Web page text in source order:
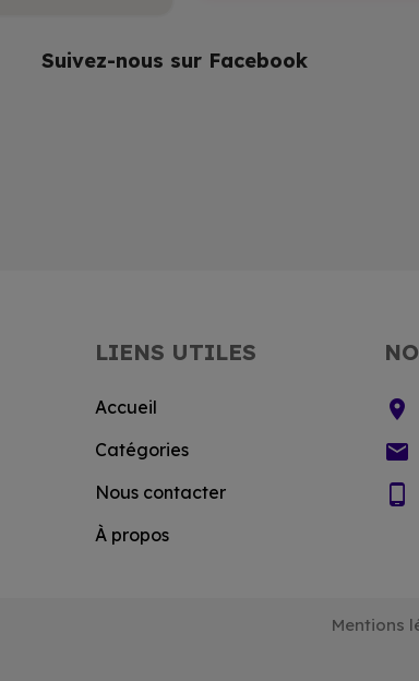
Suivez-nous sur Facebook
LIENS UTILES
Accueil
Catégories
Nous contacter
À propos
location_on
email
phone_android
Mentions